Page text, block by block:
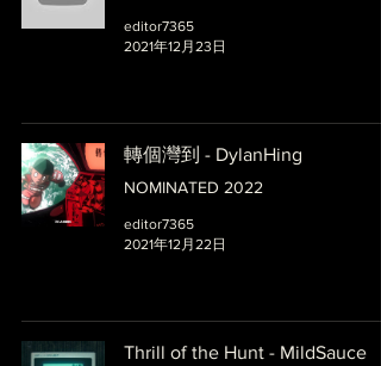
editor7365
2021年12月23日
轉個灣到 - DylanHing
NOMINATED 2022
editor7365
2021年12月22日
Thrill of the Hunt - MildSauce